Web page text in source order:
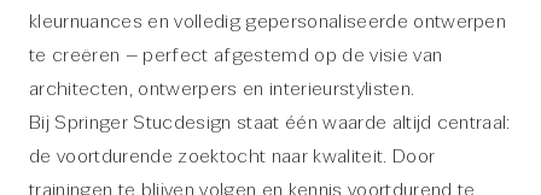
kleurnuances en volledig gepersonaliseerde ontwerpen
te creëren – perfect afgestemd op de visie van
architecten, ontwerpers en interieurstylisten.
Bij Springer Stucdesign staat één waarde altijd centraal:
de voortdurende zoektocht naar kwaliteit. Door
trainingen te blijven volgen en kennis voortdurend te